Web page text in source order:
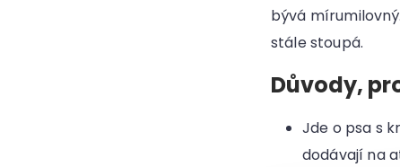
bývá
stále stoupá.
Důvody,
Jde o psa s
dodávají na